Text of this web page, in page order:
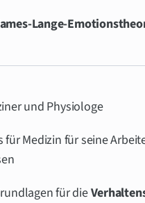
Lange-
und Physiologe
für Medizin für seine
für die